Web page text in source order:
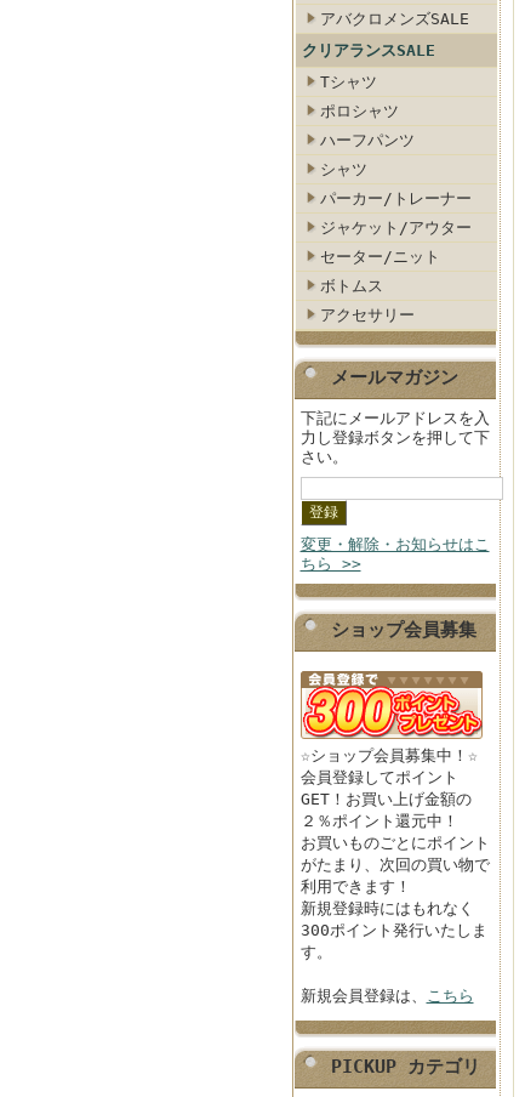
アバクロメンズSALE
クリアランスSALE
Tシャツ
ポロシャツ
ハーフパンツ
シャツ
パーカー/トレーナー
ジャケット/アウター
セーター/ニット
ボトムス
アクセサリー
メールマガジン
下記にメールアドレスを入
力し登録ボタンを押して下
さい。
変更・解除・お知らせはこ
ちら >>
ショップ会員募集
☆ショップ会員募集中！☆
会員登録してポイント
GET！お買い上げ金額の
２％ポイント還元中！
お買いものごとにポイント
がたまり、次回の買い物で
利用できます！
新規登録時にはもれなく
300ポイント発行いたしま
す。
新規会員登録は、 こちら
PICKUP カテゴリ